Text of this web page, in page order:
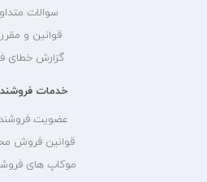
سوالات
قوانین و
گزارش خطای
خدمات
عضویت
قوانین فروش
موکاپ های